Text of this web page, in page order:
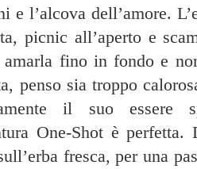
e l’alcova dell’amore.
picnic all’aperto e
fino in fondo e
penso sia troppo
il suo essere
One-Shot è
fresca, per una